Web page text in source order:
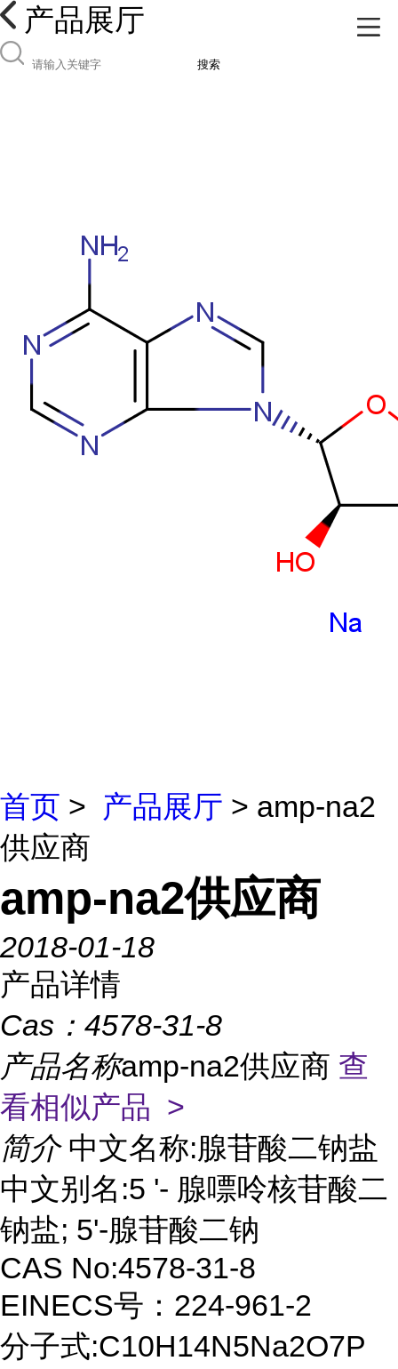
产品展厅
搜索
首页 > 产品展厅 > amp-na2
供应商
amp-na2供应商
2018-01-18
产品详情
Cas： 4578-31-8
产品名称amp-na2供应商 查
看相似产品 >
简介 中文名称:腺苷酸二钠盐
中文别名:5 '- 腺嘌呤核苷酸二
钠盐; 5'-腺苷酸二钠
CAS No:4578-31-8
EINECS号：224-961-2
分子式:C10H14N5Na2O7P